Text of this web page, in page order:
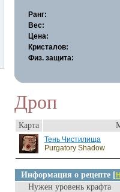
Ранг:
Вес:
Цена:
Кристалов:
Физ. защита:
Дроп
Карта
Тень Чистилища
Purgatory Shadow
Информация о рецепте [
Нужен уровень крафта